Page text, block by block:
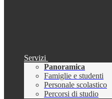
Servizi
Panoramica
Famiglie e studenti
Personale scolastico
Percorsi di studio